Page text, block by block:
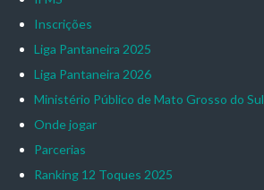
Inscrições
Liga Pantaneira 2025
Liga Pantaneira 2026
Ministério Público de Mato Grosso do Sul
Onde jogar
Parcerias
Ranking 12 Toques 2025